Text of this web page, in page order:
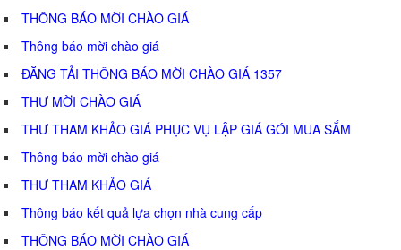
THÔNG BÁO MỜI CHÀO GIÁ
Thông báo mời chào giá
ĐĂNG TẢI THÔNG BÁO MỜI CHÀO GIÁ 1357
THƯ MỜI CHÀO GIÁ
THƯ THAM KHẢO GIÁ PHỤC VỤ LẬP GIÁ GÓI MUA SẮM
Thông báo mời chào giá
THƯ THAM KHẢO GIÁ
Thông báo kết quả lựa chọn nhà cung cấp
THÔNG BÁO MỜI CHÀO GIÁ